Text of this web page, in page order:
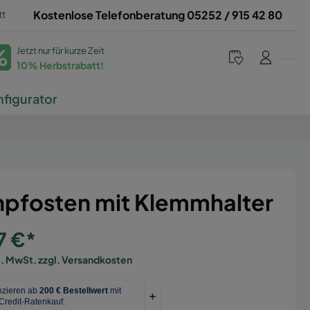
Kostenlose Telefonberatung 05252 / 915 42 80
Jetzt nur für kurze Zeit
10% Herbstrabatt!
mit Klemmhalter
€*
MwSt. zzgl. Versandkosten